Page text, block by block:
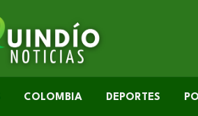
COLOMBIA DEPORTES